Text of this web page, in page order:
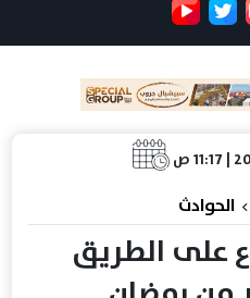
الحوادث
على الطريق